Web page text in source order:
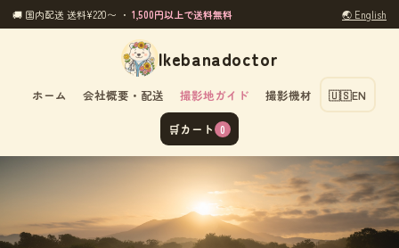
🚚 国内配送 送料¥220〜 ・ 1,500円以上で送料無料 🌏 English
Ikebanadoctor
ホーム 会社概要・配送 撮影地ガイド 撮影機材 🇺🇸EN
🛒カート 0